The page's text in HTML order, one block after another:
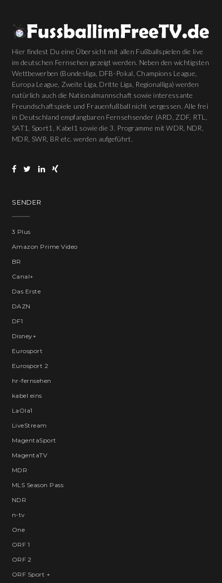
Hier findest Du eine Übersicht mit allen Fußballspielen die live
im deutschen Fernsehen gezeigt werden. Neben den wichtigsten
Wettbewerben (Bundesliga, DFB-Pokal, Champions League,
Europa League, Zweite Liga, Dritte Liga, Regionalliga) werden
natürlich auch die Nationalmannschaft sowie interessante
Freundschaftspiele und Frauenfußball nicht vergessen. Alle frei
in Deutschland empfangbaren Fernsehsender (ARD, ZDF, RTL,
SAT1, Sport1, Kabel1 sowie die 3. Programme mit WDR, NDR,
MDR, SWR, BR etc. werden aufgeführt.
SENDER
3 Plus
Amazon Prime Video
BR
Canal+
Das Erste
DAZN
DF1
Disney+
Eurosport
Eurosport 2
hr-fernsehen
kabel eins
LaOla1
LiveStream
MagentaSport
MagentaTV
MDR
MLS Season Pass
NDR
n-tv
One
ORF 1
ORF 2
ORF Sport +